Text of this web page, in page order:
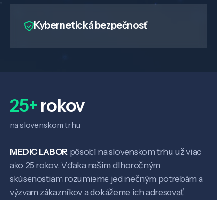
Kybernetická bezpečnosť
25+rokov
na slovenskom trhu
MEDIC LABOR pôsobí na slovenskom trhu už viac
ako 25 rokov. Vďaka našim dlhoročným
skúsenostiam rozumieme jedinečným potrebám a
výzvam zákazníkov a dokážeme ich adresovať